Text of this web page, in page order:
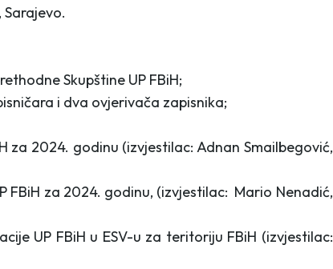
Sarajevo.
Skupštine UP FBiH;
i dva ovjerivača zapisnika;
2024. godinu (izvjestilac: Adnan Smailbegović,
za 2024. godinu, (izvjestilac: Mario Nenadić,
UP FBiH u ESV-u za teritoriju FBiH (izvjestilac: